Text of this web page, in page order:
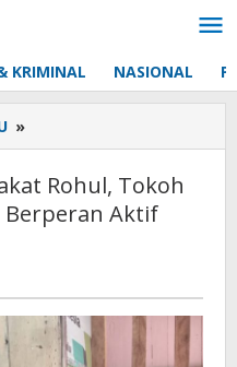
KRIMINAL NASIONAL
»
Persoalan
Masyarakat
Rohul,
Tokoh
Aktif
Rohul, Tokoh
Berperan Aktif